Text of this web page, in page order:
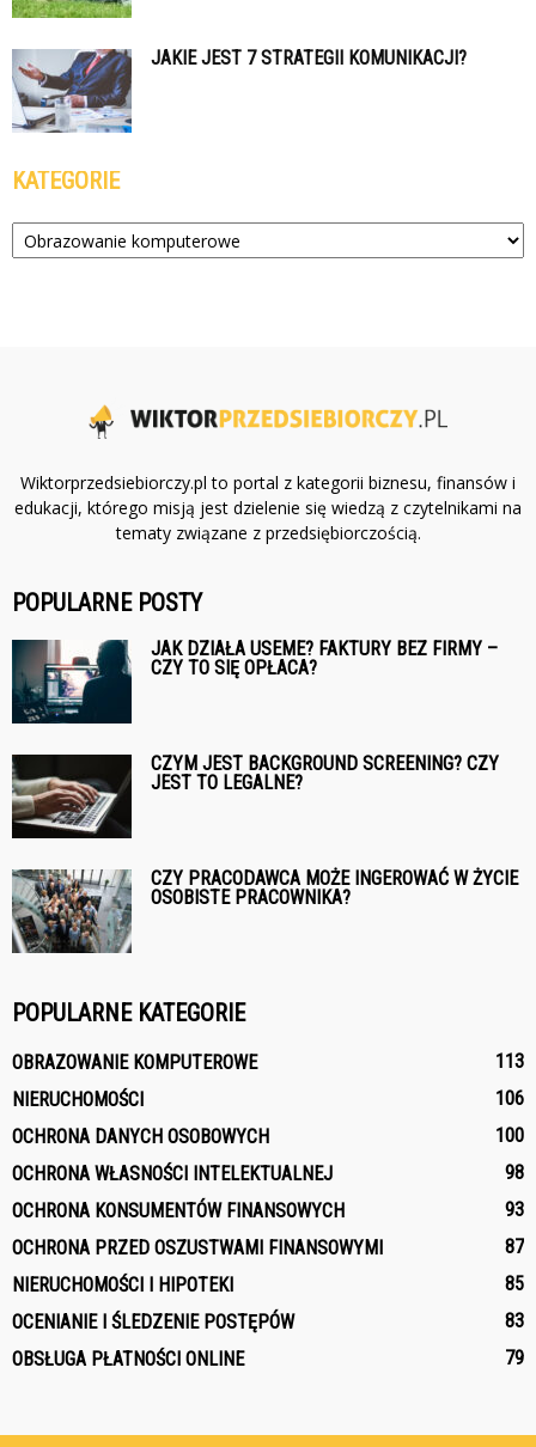
JAKIE JEST 7 STRATEGII KOMUNIKACJI?
KATEGORIE
Kategorie
Wiktorprzedsiebiorczy.pl to portal z kategorii biznesu, finansów i
edukacji, którego misją jest dzielenie się wiedzą z czytelnikami na
tematy związane z przedsiębiorczością.
POPULARNE POSTY
JAK DZIAŁA USEME? FAKTURY BEZ FIRMY –
CZY TO SIĘ OPŁACA?
CZYM JEST BACKGROUND SCREENING? CZY
JEST TO LEGALNE?
CZY PRACODAWCA MOŻE INGEROWAĆ W ŻYCIE
OSOBISTE PRACOWNIKA?
POPULARNE KATEGORIE
OBRAZOWANIE KOMPUTEROWE
113
NIERUCHOMOŚCI
106
OCHRONA DANYCH OSOBOWYCH
100
OCHRONA WŁASNOŚCI INTELEKTUALNEJ
98
OCHRONA KONSUMENTÓW FINANSOWYCH
93
OCHRONA PRZED OSZUSTWAMI FINANSOWYMI
87
NIERUCHOMOŚCI I HIPOTEKI
85
OCENIANIE I ŚLEDZENIE POSTĘPÓW
83
OBSŁUGA PŁATNOŚCI ONLINE
79